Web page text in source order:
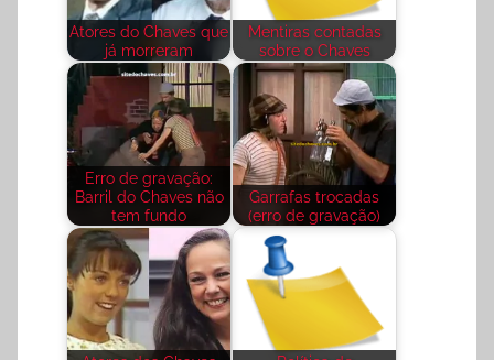
Atores do Chaves que
já morreram
Mentiras contadas
sobre o Chaves
Erro de gravação:
Barril do Chaves não
tem fundo
Garrafas trocadas
(erro de gravação)